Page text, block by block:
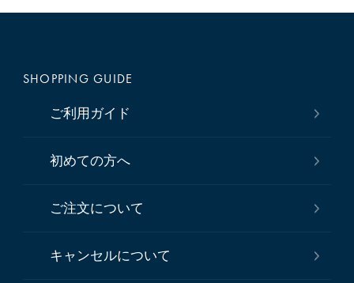
SHOPPING GUIDE
ご利用ガイド
初めての方へ
ご注文について
キャンセルについて